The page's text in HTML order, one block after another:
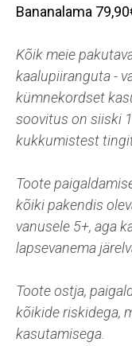
Bananalama
Kõik meie
kaalupiiranguta -
kümnekordset
soovitus on siiski
kukkumistest
Toote
kõiki pakendis
vanusele 5+, aga
lapsevanema
Toote ostja,
kõikide riskidega,
kasutamisega.